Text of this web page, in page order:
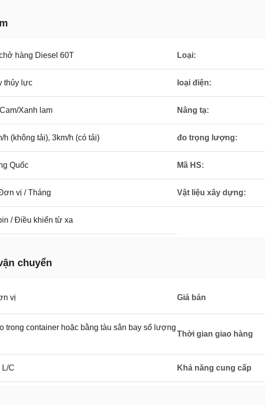
hàng Diesel 60T Loại:
thủy lực loại điện:
Xanh lam Nâng tạ:
h (không tải), 3km/h (có tải) đo trọng lượng:
Quốc Mã HS:
vị / Tháng Vật liệu xây dựng:
/ Điều khiển từ xa
chuyển
vị Giá bán
trong container hoặc bằng tàu sân bay số lượng
Thời gian giao hàng
L/C Khả năng cung cấp